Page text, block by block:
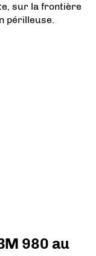
sur la frontière
périlleuse.
980 au